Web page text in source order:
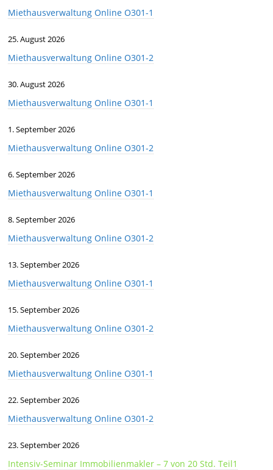
Miethausverwaltung Online O301-1
25. August 2026
Miethausverwaltung Online O301-2
30. August 2026
Miethausverwaltung Online O301-1
1. September 2026
Miethausverwaltung Online O301-2
6. September 2026
Miethausverwaltung Online O301-1
8. September 2026
Miethausverwaltung Online O301-2
13. September 2026
Miethausverwaltung Online O301-1
15. September 2026
Miethausverwaltung Online O301-2
20. September 2026
Miethausverwaltung Online O301-1
22. September 2026
Miethausverwaltung Online O301-2
23. September 2026
Intensiv-Seminar Immobilienmakler – 7 von 20 Std. Teil1